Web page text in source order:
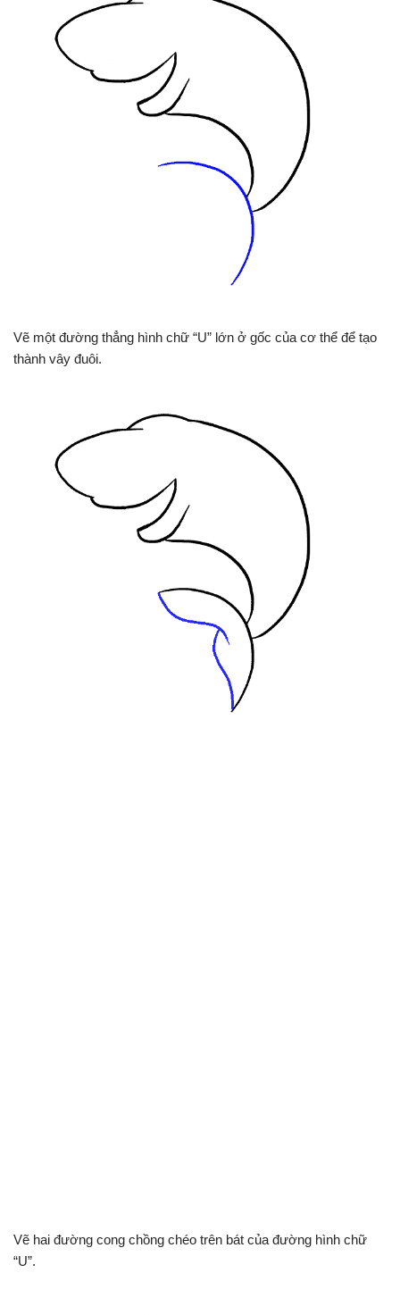
Vẽ một đường thẳng hình chữ “U” lớn ở gốc của cơ thể để tạo
thành vây đuôi.
Vẽ hai đường cong chồng chéo trên bát của đường hình chữ
“U”.